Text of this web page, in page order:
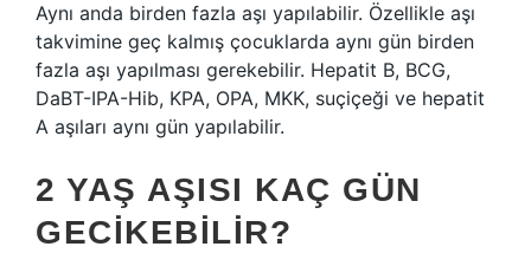
Aynı anda birden fazla aşı yapılabilir. Özellikle aşı
takvimine geç kalmış çocuklarda aynı gün birden
fazla aşı yapılması gerekebilir. Hepatit B, BCG,
DaBT-IPA-Hib, KPA, OPA, MKK, suçiçeği ve hepatit
A aşıları aynı gün yapılabilir.
2 YAŞ AŞISI KAÇ GÜN
GECIKEBILIR?